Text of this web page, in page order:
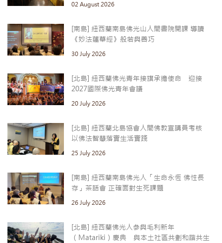
02 August 2026
[南島] 紐西蘭南島佛光山人間書院開課 導讀
《妙法蓮華經》般若與善巧
30 July 2026
[北島] 紐西蘭佛光青年接旗承擔使命 迎接
2027國際佛光青年會議
20 July 2026
[北島] 紐西蘭北島協會人間佛教宣講員考核
以佛法智慧落實生活實踐
25 July 2026
[南島] 紐西蘭南島佛光人「生命永恆 佛性長
存」茶話會 正確面對生死課題
26 July 2026
[北島] 紐西蘭佛光人參與毛利新年
（Matariki）慶典 與本土社區共劃和諧共生